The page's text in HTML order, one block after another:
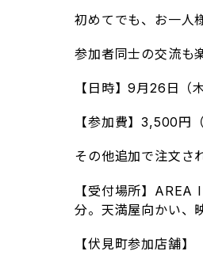
初めてでも、お一人
参加者同士の交流も
【日時】9月26日（
【参加費】3,500円
その他追加で注文さ
【受付場所】
分。天満屋向かい、
【伏見町参加店舗】